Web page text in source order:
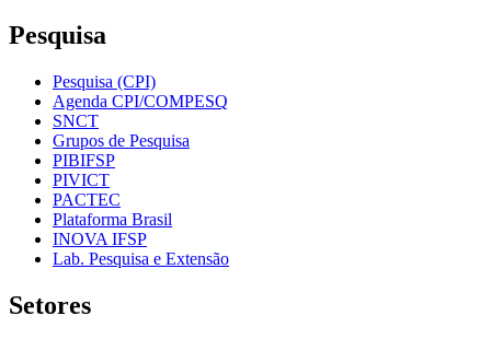
Pesquisa
Pesquisa (CPI)
Agenda CPI/COMPESQ
SNCT
Grupos de Pesquisa
PIBIFSP
PIVICT
PACTEC
Plataforma Brasil
INOVA IFSP
Lab. Pesquisa e Extensão
Setores